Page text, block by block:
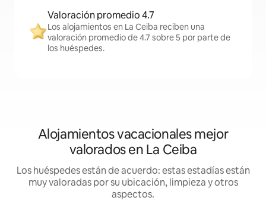
Valoración promedio 4.7
Los alojamientos en La Ceiba reciben una
valoración promedio de 4.7 sobre 5 por parte de
los huéspedes.
Alojamientos vacacionales mejor
valorados en La Ceiba
Los huéspedes están de acuerdo: estas estadías están
muy valoradas por su ubicación, limpieza y otros
aspectos.